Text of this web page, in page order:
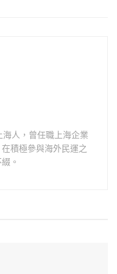
人，曾任職上海企業
積極參與海外民運之
。